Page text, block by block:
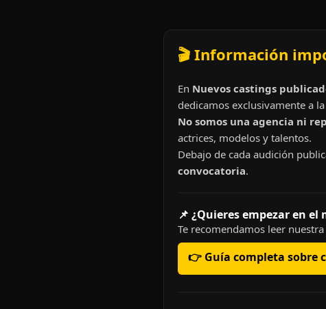
🎬 Información
En Nuevos castings
dedicamos exclusivamente a la
No somos una agencia ni
actrices, modelos y talentos.
Debajo de cada audición
convocatoria.
📌 ¿Quieres empezar en
Te recomendamos leer
👉 Guía completa sobre